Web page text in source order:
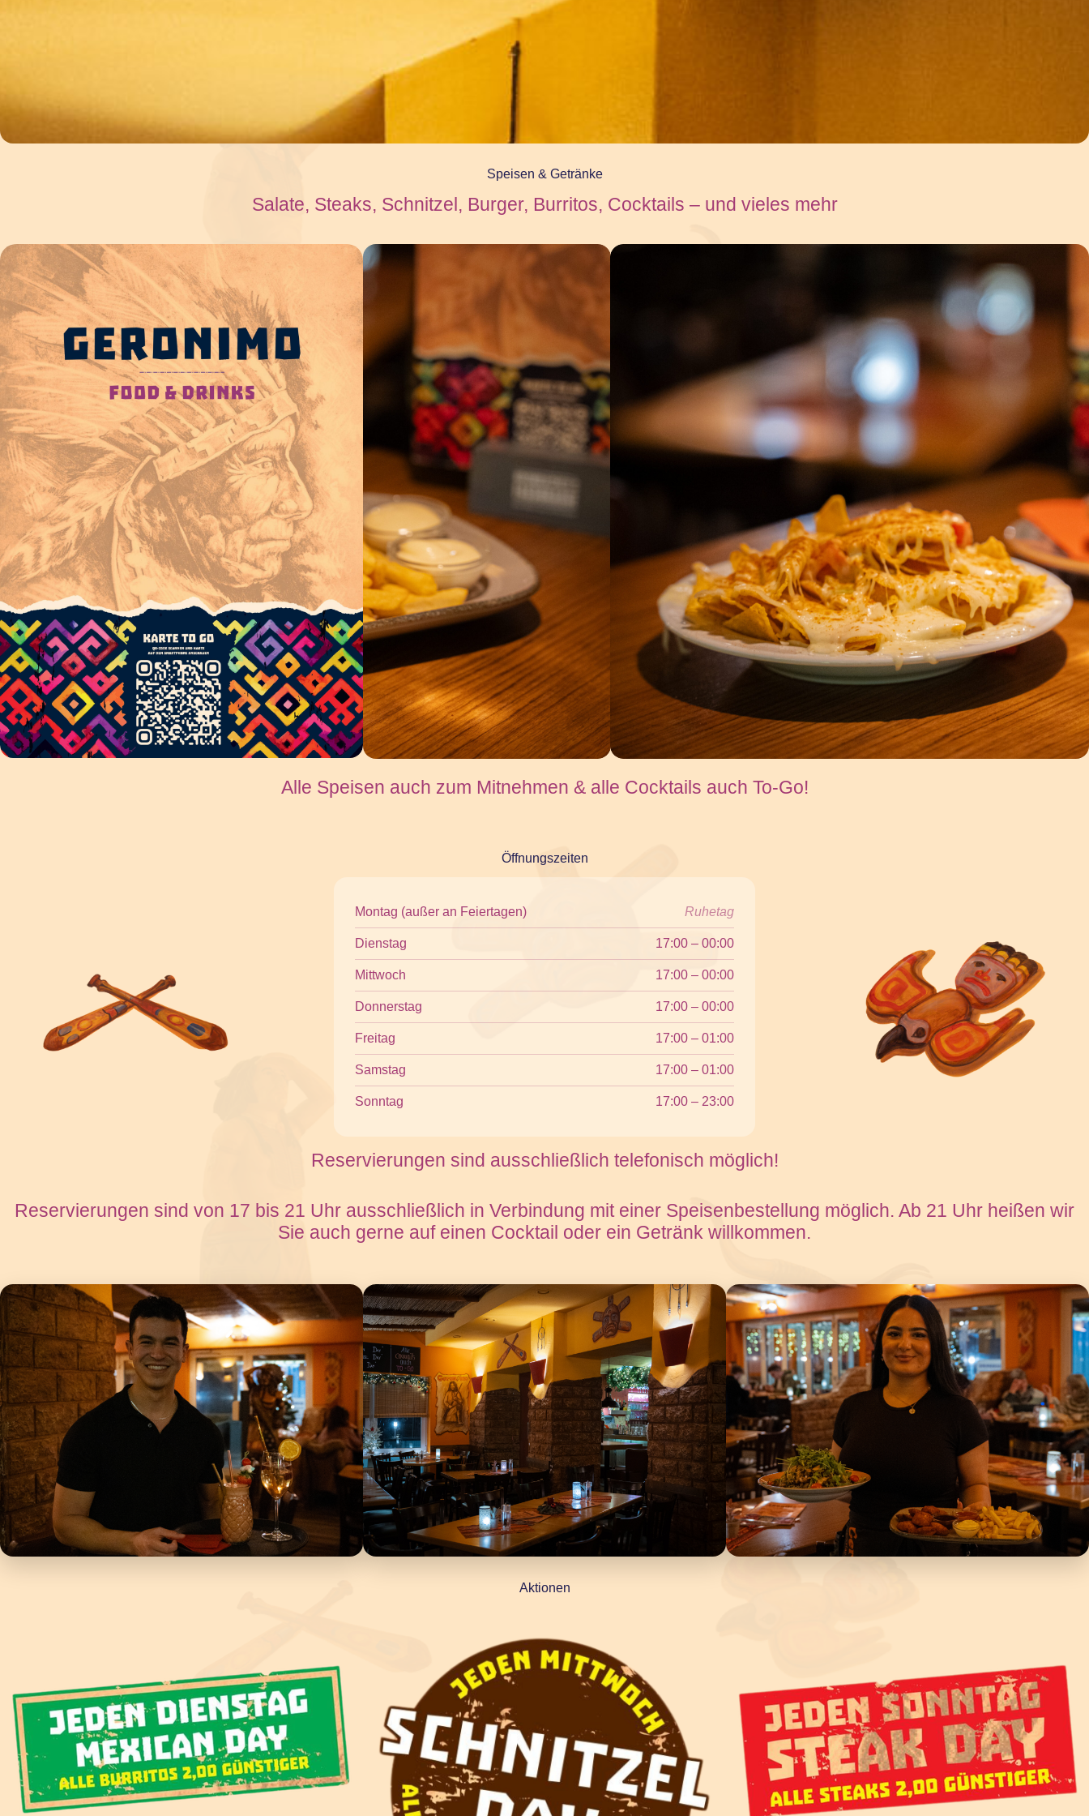
Speisen & Getränke
Salate, Steaks, Schnitzel, Burger, Burritos, Cocktails – und vieles mehr
Alle Speisen auch zum Mitnehmen & alle Cocktails auch To-Go!
Öffnungszeiten
Montag (außer an Feiertagen) Ruhetag
Dienstag 17:00 – 00:00
Mittwoch 17:00 – 00:00
Donnerstag 17:00 – 00:00
Freitag 17:00 – 01:00
Samstag 17:00 – 01:00
Sonntag 17:00 – 23:00
Reservierungen sind ausschließlich telefonisch möglich!
Reservierungen sind von 17 bis 21 Uhr ausschließlich in Verbindung mit einer Speisenbestellung möglich. Ab 21 Uhr heißen wir
Sie auch gerne auf einen Cocktail oder ein Getränk willkommen.
Aktionen